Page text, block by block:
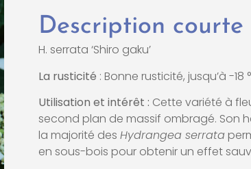
Description courte
H. serrata ‘Shiro gaku’
La rusticité : Bonne rusticité, jusqu’à -18
Utilisation et intérêt : Cette variété à
second plan de massif ombragé. Son
la majorité des Hydrangea serrata
en sous-bois pour obtenir un effet